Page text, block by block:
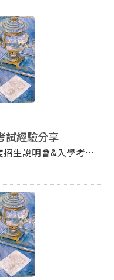
登錄報
9時起至10月15日下午
理。 (四) 面試
上午10:00 起。【面
】 完整報名
章
試經驗分享
生說明會&入學考試
說明會採實體與線上
成後將由主辦單位寄